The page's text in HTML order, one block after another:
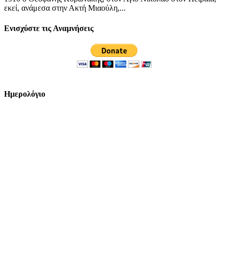
εκεί, ανάμεσα στην Ακτή Μιαούλη,...
Ενισχύστε τις Αναμνήσεις
Ημερολόγιο